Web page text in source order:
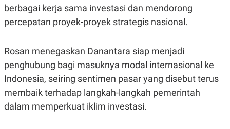
A
D
E
E
A
S
I
A
N
G
G
I
N
E
R
berbagai kerja sama investasi dan mendorong
percepatan proyek-proyek strategis nasional.
Rosan menegaskan Danantara siap menjadi
penghubung bagi masuknya modal internasional ke
Indonesia, seiring sentimen pasar yang disebut terus
membaik terhadap langkah-langkah pemerintah
dalam memperkuat iklim investasi.